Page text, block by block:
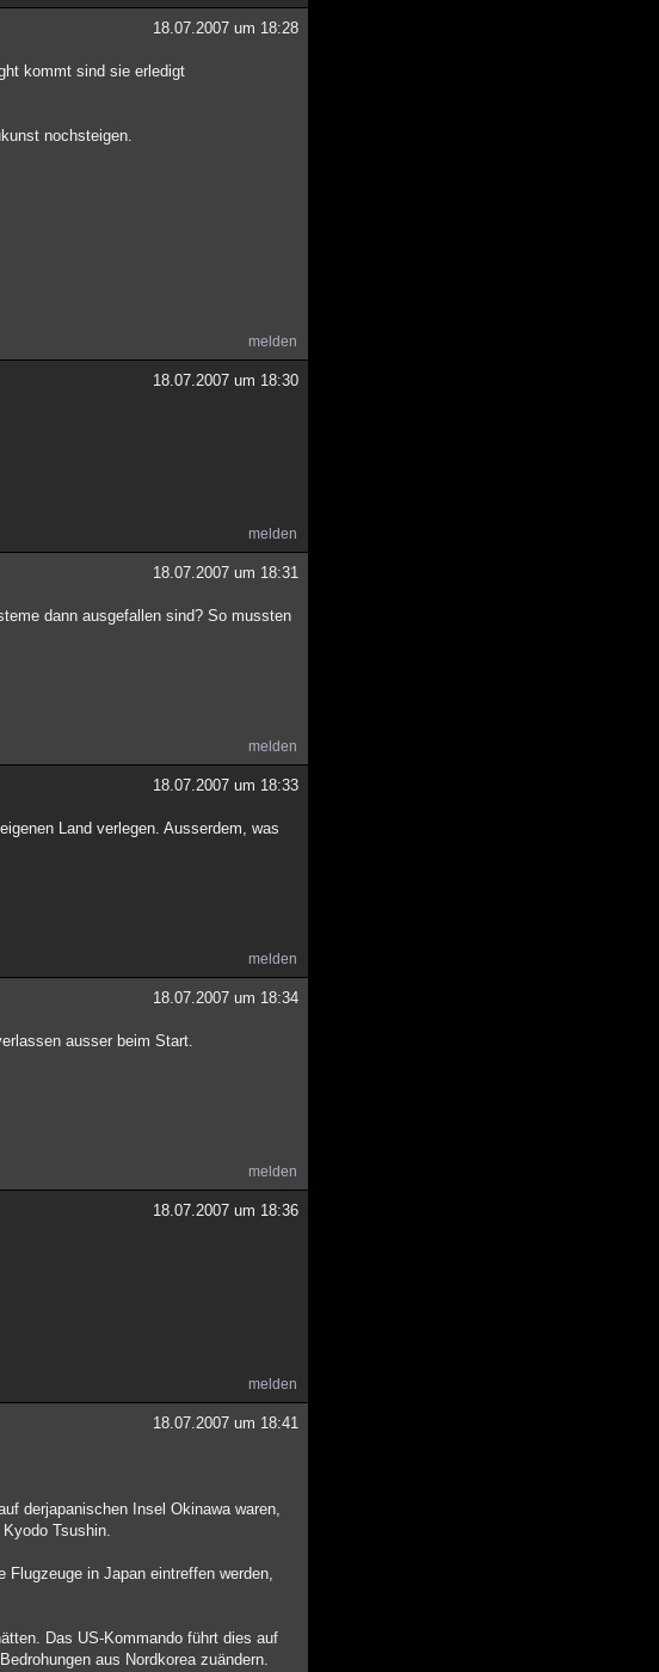
18.07.2007 um 18:28
kommt sind sie erledigt
nochsteigen.
melden
18.07.2007 um 18:30
melden
18.07.2007 um 18:31
dann ausgefallen sind? So mussten
melden
18.07.2007 um 18:33
Land verlegen. Ausserdem, was
melden
18.07.2007 um 18:34
ausser beim Start.
melden
18.07.2007 um 18:36
melden
18.07.2007 um 18:41
derjapanischen Insel Okinawa waren,
Tsushin.
Flugzeuge in Japan eintreffen werden,
Das US-Kommando führt dies auf
aus Nordkorea zuändern.